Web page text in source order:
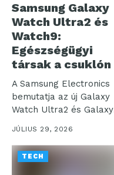
Samsung Galaxy
Watch Ultra2 és
Watch9:
Egészségügyi
társak a csuklón
A Samsung Electronics
bemutatja az új Galaxy
Watch Ultra2 és Galaxy
Watch9...
JÚLIUS 29, 2026
TECH